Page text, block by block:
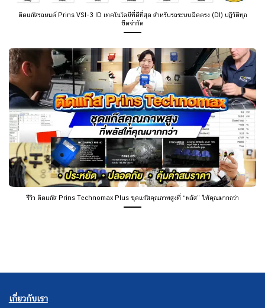
ติดแก๊สรถยนต์ Prins VSI-3 ID เทคโนโลยีที่ดีที่สุด สำหรับรถระบบฉีดตรง (DI) ปฏิวัติทุก
ขีดจำกัด
รีวิว ติดแก๊ส Prins Technomax Plus ชุดแก๊สคุณภาพสูงที่ “พลัส” ให้คุณมากกว่า
เกี่ยวกับเรา